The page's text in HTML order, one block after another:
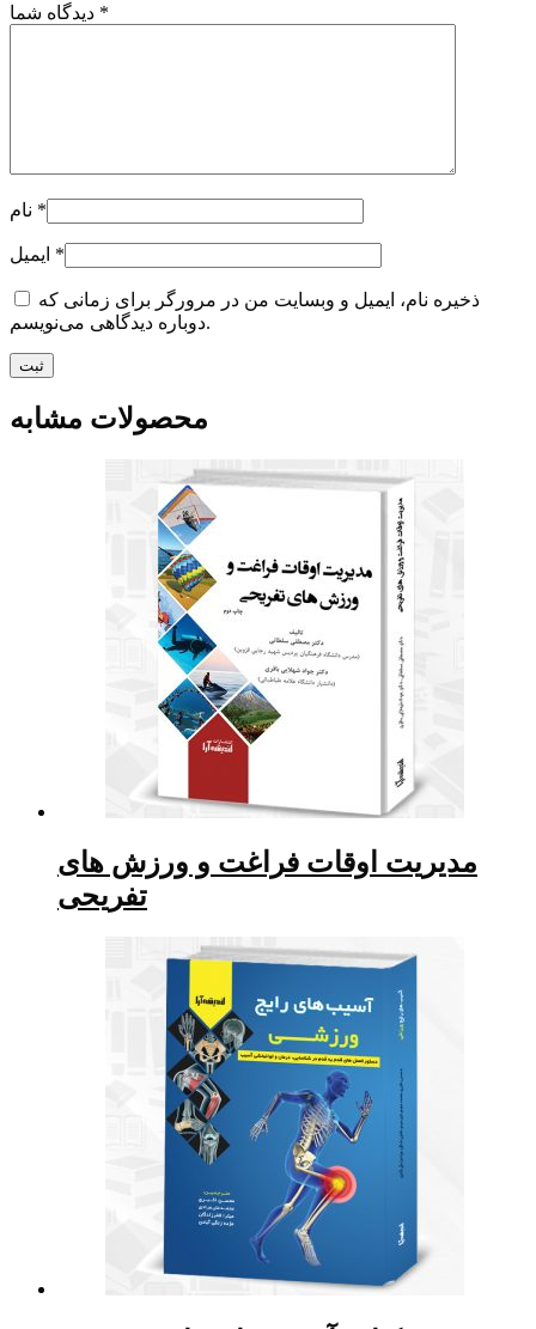
*
*
*
ذخیره نام، ایمیل و وبسایت من در مرورگر برای زمانی که
دوباره دیدگاهی می‌نویسم.
محصولات مشابه
مدیریت اوقات فراغت و ورزش های
تفریحی